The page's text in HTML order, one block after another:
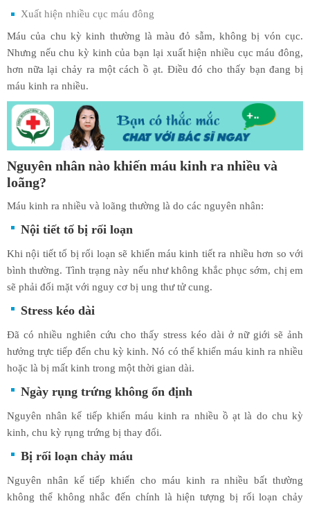
Xuất hiện nhiều cục máu đông
Máu của chu kỳ kinh thường là màu đỏ sẫm, không bị vón cục.
Nhưng nếu chu kỳ kinh của bạn lại xuất hiện nhiều cục máu đông,
hơn nữa lại chảy ra một cách ồ ạt. Điều đó cho thấy bạn đang bị
máu kinh ra nhiều.
Nguyên nhân nào khiến máu kinh ra nhiều và
loãng?
Máu kinh ra nhiều và loãng thường là do các nguyên nhân:
Nội tiết tố bị rối loạn
Khi nội tiết tố bị rối loạn sẽ khiến máu kinh tiết ra nhiều hơn so với
bình thường. Tình trạng này nếu như không khắc phục sớm, chị em
sẽ phải đối mặt với nguy cơ bị ung thư tử cung.
Stress kéo dài
Đã có nhiều nghiên cứu cho thấy stress kéo dài ở nữ giới sẽ ảnh
hưởng trực tiếp đến chu kỳ kinh. Nó có thể khiến máu kinh ra nhiều
hoặc là bị mất kinh trong một thời gian dài.
Ngày rụng trứng không ổn định
Nguyên nhân kế tiếp khiến máu kinh ra nhiều ồ ạt là do chu kỳ
kinh, chu kỳ rụng trứng bị thay đổi.
Bị rối loạn chảy máu
Nguyên nhân kế tiếp khiến cho máu kinh ra nhiều bất thường
không thể không nhắc đến chính là hiện tượng bị rối loạn chảy